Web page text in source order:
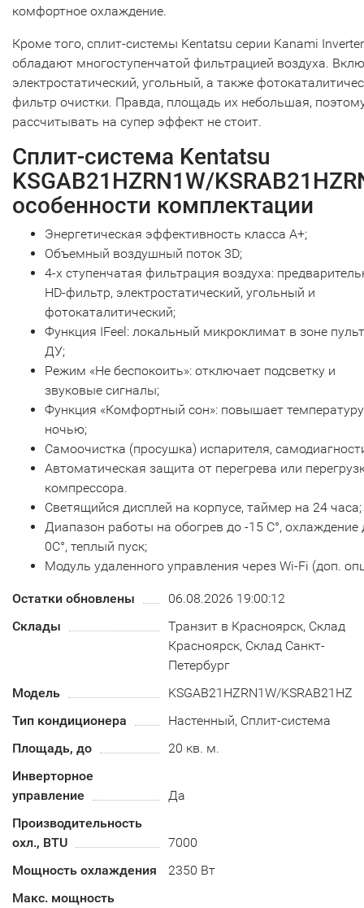
комфортное охлаждение.
Кроме того, сплит-системы Kentatsu серии Kanami Inverter
обладают многоступенчатой фильтрацией воздуха.
электростатический, угольный, а также
фильтр очистки. Правда, площадь их небольшая,
рассчитывать на супер эффект не стоит.
Сплит-система Kentatsu
KSGAB21HZRN1W/
особенности комплектации
Энергетическая эффективность класса А+;
Объемный воздушный поток 3D;
4-х ступенчатая фильтрация воздуха:
HD-фильтр, электростатический, угольный и
фотокаталитический;
Функция IFeel: локальный микроклимат в зоне
ДУ;
Режим «Не беспокоить»: отключает подсветку и
звуковые сигналы;
Функция «Комфортный сон»: повышает температуру
ночью;
Самоочистка (просушка) испарителя,
Автоматическая защита от перегрева или
компрессора.
Светящийся дисплей на корпусе, таймер на 24 часа;
Диапазон работы на обогрев до -15 С°, охлаждение
0С°, теплый пуск;
Модуль удаленного управления через Wi-Fi (доп.
Остатки обновлены
06.08.2026 19:00:12
Склады
Транзит в Красноярск, Склад
Красноярск, Склад Санкт-
Петербург
Модель
KSGAB21HZRN1W/
Тип кондиционера
Настенный, Сплит-система
Площадь, до
20 кв. м.
Инверторное
управление
Да
Производительность
охл., BTU
7000
Мощность охлаждения
2350 Вт
Макс. мощность